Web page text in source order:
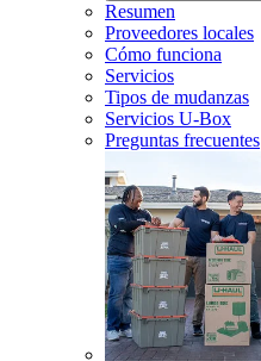
Resumen
Proveedores locales
Cómo funciona
Servicios
Tipos de mudanzas
Servicios U-Box
Preguntas frecuentes